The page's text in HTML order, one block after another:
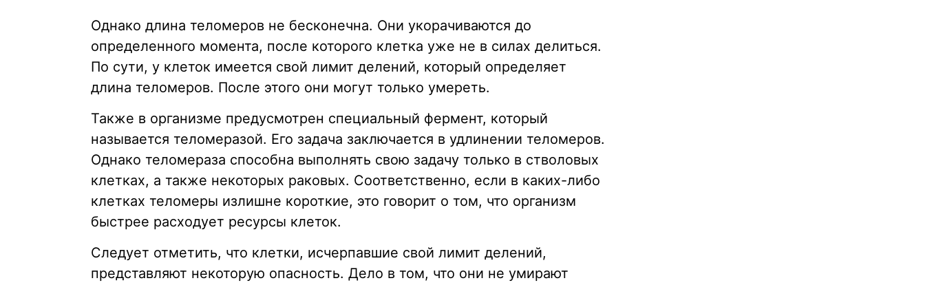
Однако длина теломеров не бесконечна. Они укорачиваются до
определенного момента, после которого клетка уже не в силах делиться.
По сути, у клеток имеется свой лимит делений, который определяет
длина теломеров. После этого они могут только умереть.
Также в организме предусмотрен специальный фермент, который
называется теломеразой. Его задача заключается в удлинении теломеров.
Однако теломераза способна выполнять свою задачу только в стволовых
клетках, а также некоторых раковых. Соответственно, если в каких-либо
клетках теломеры излишне короткие, это говорит о том, что организм
быстрее расходует ресурсы клеток.
Следует отметить, что клетки, исчерпавшие свой лимит делений,
представляют некоторую опасность. Дело в том, что они не умирают